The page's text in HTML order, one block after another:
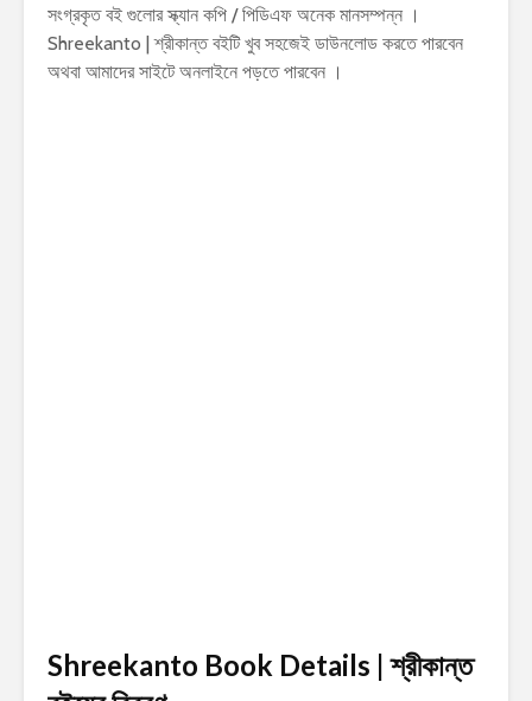
সংগ্রকৃত বই গুলোর স্ক্যান কপি / পিডিএফ অনেক মানসম্পন্ন ।
Shreekanto | শ্রীকান্ত বইটি খুব সহজেই ডাউনলোড করতে পারবেন
অথবা আমাদের সাইটে অনলাইনে পড়তে পারবেন ।
Shreekanto Book Details | শ্রীকান্ত